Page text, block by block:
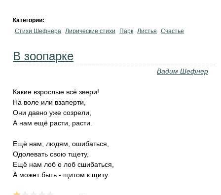
Категории:
Стихи Шефнера Лирические стихи Парк Листья Счастье
В зоопарке
Вадим Шефнер
Какие взрослые всё звери!
На воле или взаперти,
Они давно уже созрели,
А нам ещё расти, расти.
Ещё нам, людям, ошибаться,
Одолевать свою тщету,
Ещё нам лоб о лоб сшибаться,
А может быть - щитом к щиту.